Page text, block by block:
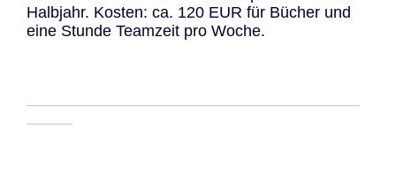
Halbjahr. Kosten: ca. 120 EUR für Bücher und
eine Stunde Teamzeit pro Woche.
─────────────────────────────
────